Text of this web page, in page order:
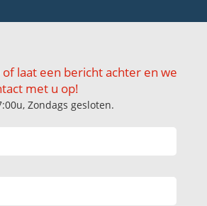
laat een bericht achter en we
met u op!
Zondags gesloten.